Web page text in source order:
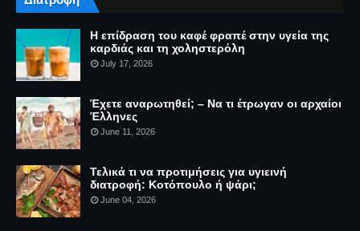
Η επίδραση του καφέ φραπέ στην υγεία της
καρδιάς και τη χοληστερόλη
July 17, 2026
Έχετε αναρωτηθεί; – Να τι έτρωγαν οι αρχαίοι
Έλληνες
June 11, 2026
Τελικά τι να προτιμήσεις για υγιεινή
διατροφή: Κοτόπουλο ή ψάρι;
June 04, 2026